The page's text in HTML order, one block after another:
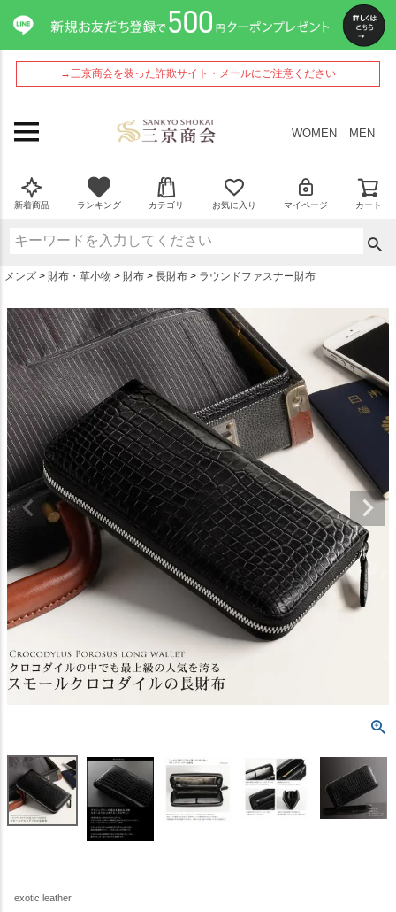
→三京商会を装った詐欺サイト・メールにご注意ください
WOMEN MEN
新着商品 ランキング カテゴリ お気に入り マイページ カート
メンズ 財布・革小物 財布 長財布 ラウンドファスナー財布
exotic leather
ペー
ジト
ップ
へ